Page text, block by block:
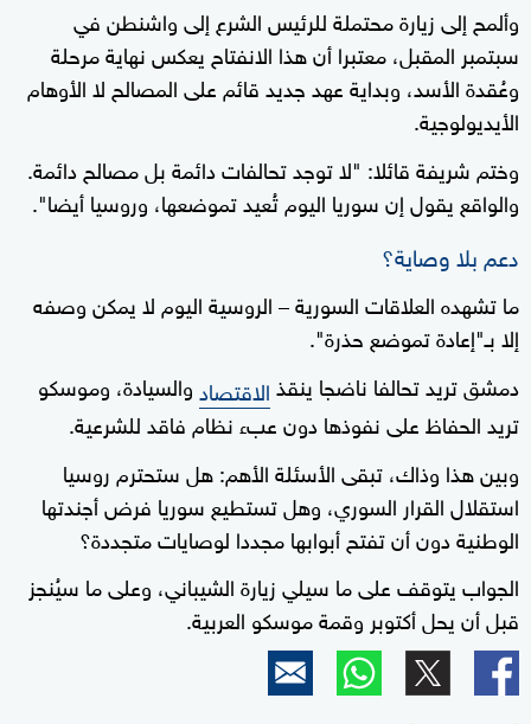
وألمح إلى زيارة محتملة للرئيس الشرع إلى واشنطن في
سبتمبر المقبل، معتبرا أن هذا الانفتاح يعكس نهاية مرحلة
وعُقدة الأسد، وبداية عهد جديد قائم على المصالح لا الأوهام
الأيديولوجية.
وختم شريفة قائلا: "لا توجد تحالفات دائمة بل مصالح دائمة.
والواقع يقول إن سوريا اليوم تُعيد تموضعها، وروسيا أيضا".
دعم بلا وصاية؟
ما تشهده العلاقات السورية – الروسية اليوم لا يمكن وصفه
إلا بـ"إعادة تموضع حذرة".
دمشق تريد تحالفا ناضجا ينقذالاقتصادوالسيادة، وموسكو
تريد الحفاظ على نفوذها دون عبء نظام فاقد للشرعية.
وبين هذا وذاك، تبقى الأسئلة الأهم: هل ستحترم روسيا
استقلال القرار السوري، وهل تستطيع سوريا فرض أجندتها
الوطنية دون أن تفتح أبوابها مجددا لوصايات متجددة؟
الجواب يتوقف على ما سيلي زيارة الشيباني، وعلى ما سيُنجز
قبل أن يحل أكتوبر وقمة موسكو العربية.